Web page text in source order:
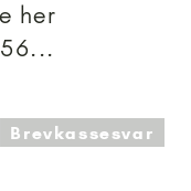
her
18+
Brevkassesvar